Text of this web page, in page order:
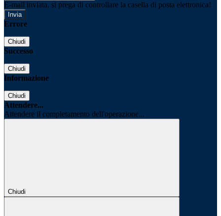
E-mail inviata, si prega di controllare la casella di posta elettronica!
Errore
Chiudi
Successo
Chiudi
Informazione
Chiudi
Attendere...
Attendere il completamento dell'operazione...
Chiudi